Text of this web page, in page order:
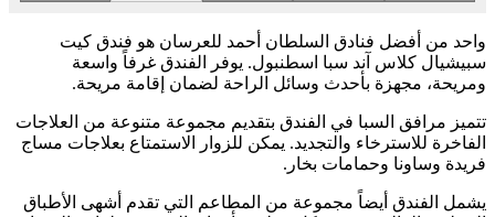
واحد من أفضل فنادق السلطان أحمد للعرسان هو فندق كيت
سبيشيال كلاس آند سبا اسطنبول. يوفر الفندق غرفاً واسعة
ومريحة، مجهزة بأحدث وسائل الراحة لضمان إقامة مريحة.
تتميز مرافق السبا في الفندق بتقديم مجموعة متنوعة من العلاجات
الفاخرة للاسترخاء والتجديد. يمكن للزوار الاستمتاع بعلاجات مساج
فريدة وساونا وحمامات بخار.
يشمل الفندق أيضاً مجموعة من المطاعم التي تقدم أشهى الأطباق